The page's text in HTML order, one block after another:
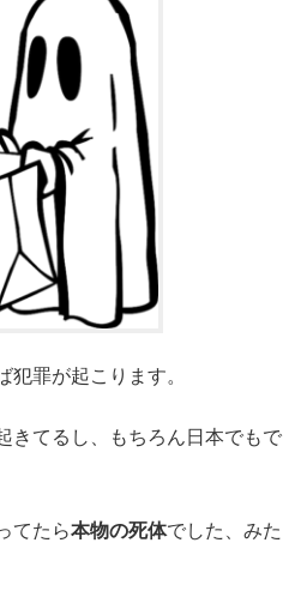
犯罪が起こります。
きてるし、もちろん日本でもで
てたら本物の死体でした、みた